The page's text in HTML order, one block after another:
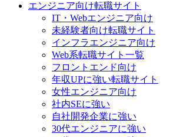
エンジニア向け転職サイト
IT・Webエンジニア向け
未経験者向け転職サイト
インフラエンジニア向け
Web系転職サイト一覧
フロントエンド向け
年収UPに強い転職サイト
女性エンジニア向け
社内SEに強い
自社開発企業に強い
30代エンジニアに強い